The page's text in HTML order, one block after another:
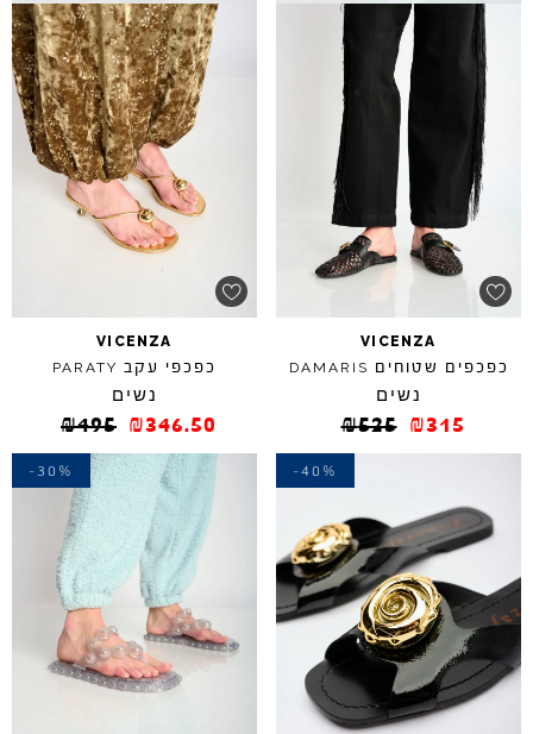
VICENZA
כפכפים שטוחים DAMARIS
נשים
₪525 ₪315
VICENZA
כפכפי עקב PARATY
נשים
₪495 ₪346.50
-40%
-30%